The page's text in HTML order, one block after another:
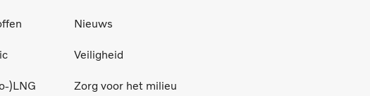
)LNG
Nieuws
Veiligheid
Zorg voor het milieu